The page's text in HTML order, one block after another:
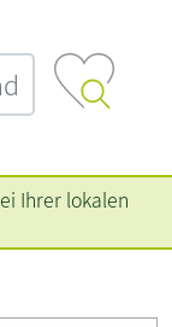
Ihrer lokalen